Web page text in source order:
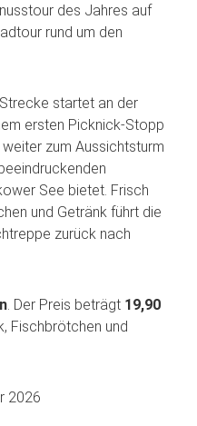
des Jahres auf
rund um den
startet an der
ersten Picknick-Stopp
zum Aussichtsturm
See bietet. Frisch
und Getränk führt die
zurück nach
. Der Preis beträgt 19,90
Fischbrötchen und
2026